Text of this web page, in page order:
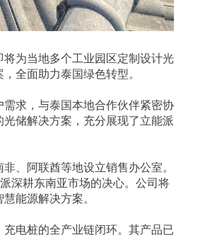
为当地多个工业园区定制设计光
全面助力泰国绿色转型。
求，与泰国本地合作伙伴紧密协
储解决方案，充分展现了立能派
、阿联酋等地设立销售办公室。
深耕东南亚市场的决心。公司将
能源解决方案。
电桩的全产业链闭环。其产品已